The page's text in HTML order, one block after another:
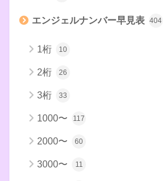
エンジェルナンバー早見表 404
1桁 10
2桁 26
3桁 33
1000〜 117
2000〜 60
3000〜 11